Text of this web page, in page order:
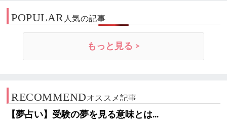
POPULAR 人気の記事
もっと見る >
RECOMMENDオススメ記事
【夢占い】受験の夢を見る意味とは...